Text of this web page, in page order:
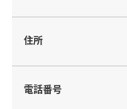
住所
電話番号